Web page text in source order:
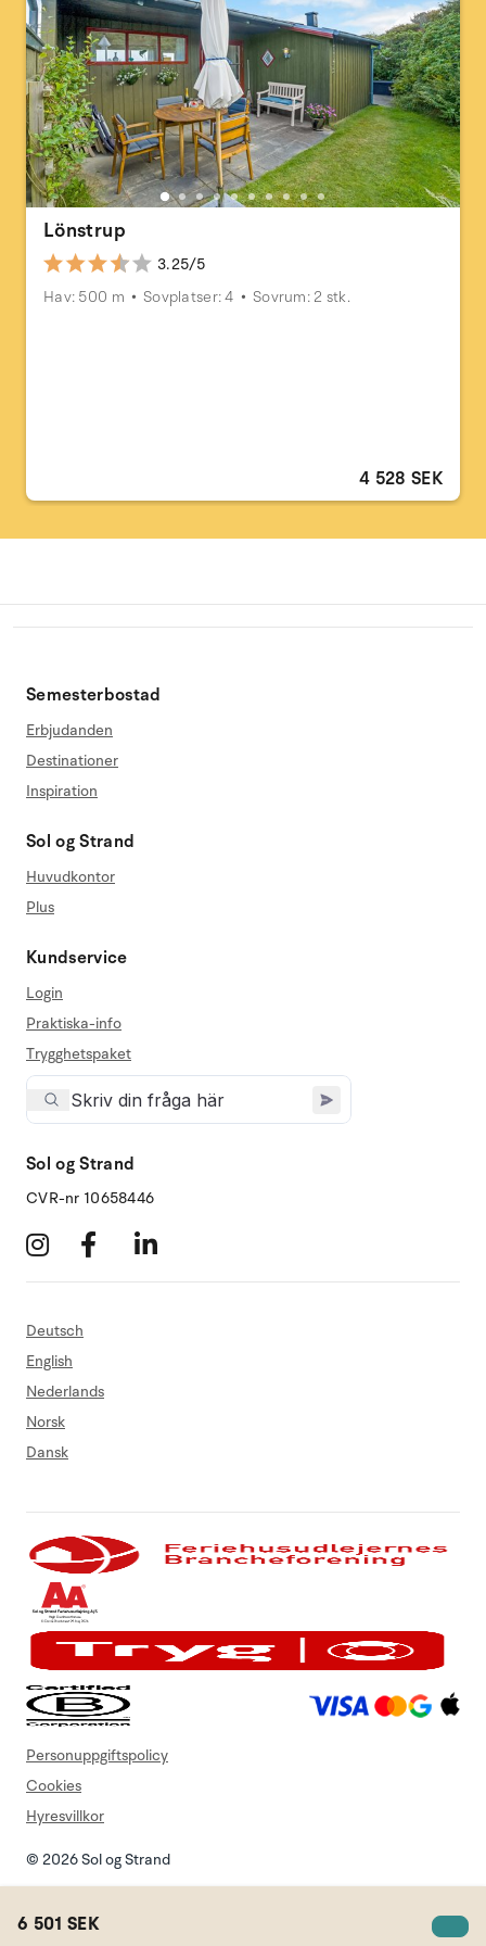
6 501 SEK
Lönstrup
3.25/5
Hav: 500 m
Sovplatser: 4 Sovrum: 2 stk.
4 528 SEK
Semesterbostad
Erbjudanden
Destinationer
Inspiration
Sol og Strand
Huvudkontor
Plus
Kundservice
Login
Praktiska-info
Trygghetspaket
Sol og Strand
CVR-nr 10658446
Deutsch
English
Nederlands
Norsk
Dansk
© 2026 Sol og Strand
Personuppgiftspolicy
Cookies
Hyresvillkor